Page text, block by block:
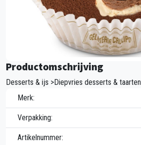
Productomschrijving
Desserts & ijs >Diepvries desserts & taarten
Merk:
Verpakking:
Artikelnummer: